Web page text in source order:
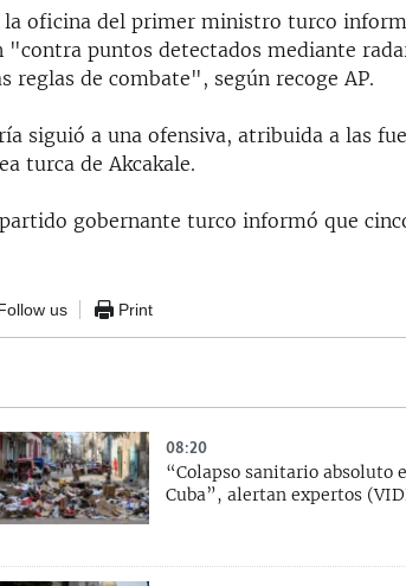
la oficina del primer ministro turco
puntos detectados mediante
reglas de combate", según recoge AP.
siguió a una ofensiva, atribuida a las
turca de Akcakale.
gobernante turco informó que
us Print
08:20
“Colapso sanitario absoluto
Cuba”, alertan expertos